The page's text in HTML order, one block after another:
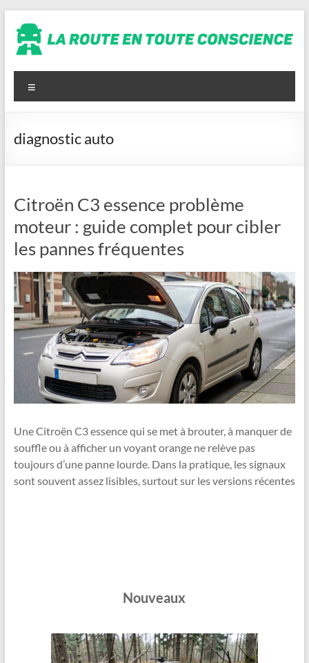
contenu
La
route
en
toute
conscience
diagnostic auto
Citroën C3 essence problème
moteur : guide complet pour cibler
les pannes fréquentes
Une Citroën C3 essence qui se met à brouter, à manquer de
souffle ou à afficher un voyant orange ne relève pas
toujours d’une panne lourde. Dans la pratique, les signaux
sont souvent assez lisibles, surtout sur les versions récentes
Nouveaux